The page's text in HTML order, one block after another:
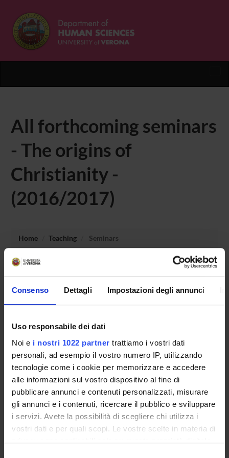
Consenso Dettagli Impostazioni degli annunci
Uso responsabile dei dati
Noi e i nostri 1022 partner trattiamo i vostri dati
personali, ad esempio il vostro numero IP, utilizzando
tecnologie come i cookie per memorizzare e accedere
alle informazioni sul vostro dispositivo al fine di
pubblicare annunci e contenuti personalizzati, misurare
gli annunci e i contenuti, ricercare il pubblico e sviluppare
i servizi. Avete la possibilità di scegliere chi utilizza i
vostri dati e per quali scopi. Le vostre scelte in materia di
privacy sono applicabili solo su questa proprietà digitale
All forthcoming seminars
- The origins of
Christianity -
(2016/2017)
Home Teaching Seminars
No recent seminar found relating to teaching The origins of
Christianity.
STUDYING
COURSES
PHD PROGRAMMES AND POSTGRADUATE
TRAINING
Contacts
People